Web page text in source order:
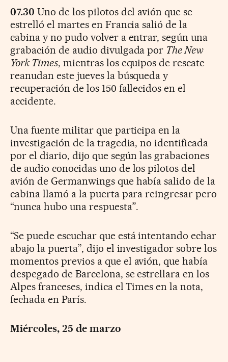
07.30 Uno de los pilotos del avión que se
estrelló el martes en Francia salió de la
cabina y no pudo volver a entrar, según una
grabación de audio divulgada por The New
York Times, mientras los equipos de rescate
reanudan este jueves la búsqueda y
recuperación de los 150 fallecidos en el
accidente.
Una fuente militar que participa en la
investigación de la tragedia, no identificada
por el diario, dijo que según las grabaciones
de audio conocidas uno de los pilotos del
avión de Germanwings que había salido de la
cabina llamó a la puerta para reingresar pero
“nunca hubo una respuesta”.
“Se puede escuchar que está intentando echar
abajo la puerta”, dijo el investigador sobre los
momentos previos a que el avión, que había
despegado de Barcelona, se estrellara en los
Alpes franceses, indica el Times en la nota,
fechada en París.
Miércoles, 25 de marzo